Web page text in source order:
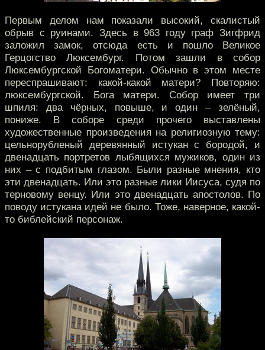
Первым делом нам показали высокий, скалистый
обрыв с руинами. Здесь в 963 году граф Зигфрид
заложил замок, отсюда есть и пошло Великое
Герцогство Люксембург. Потом зашли в собор
Люксембургской Богоматери. Обычно в этом месте
переспрашивают: какой-какой матери? Повторяю:
люксембургской. Бога матери. Собор имеет три
шпиля: два чёрных, повыше, и один – зелёный,
пониже. В соборе среди прочего выставлены
художественные произведения на религиозную тему:
цельнорубленый деревянный истукан с бородой, и
двенадцать портретов лыбящихся мужиков, один из
них – с подбитым глазом. Были разные мнения, кто
эти двенадцать. Или это разные лики Иисуса, судя по
терновому венцу. Или это двенадцать апостолов. По
поводу истукана идей не было. Тоже, наверное, какой-
то библейский персонаж.